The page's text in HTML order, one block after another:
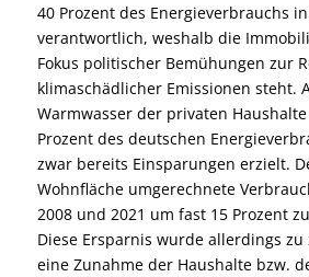
40 Prozent des Energieverbrauchs
verantwortlich, weshalb die
Fokus politischer Bemühungen zur
klimaschädlicher Emissionen steht.
Warmwasser der privaten
Prozent des deutschen
zwar bereits Einsparungen erzielt.
Wohnfläche umgerechnete
2008 und 2021 um fast 15 Prozent
Diese Ersparnis wurde allerdings
eine Zunahme der Haushalte bzw.